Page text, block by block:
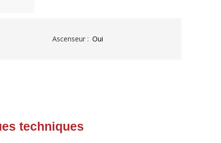
Ascenseur: Oui
techniques